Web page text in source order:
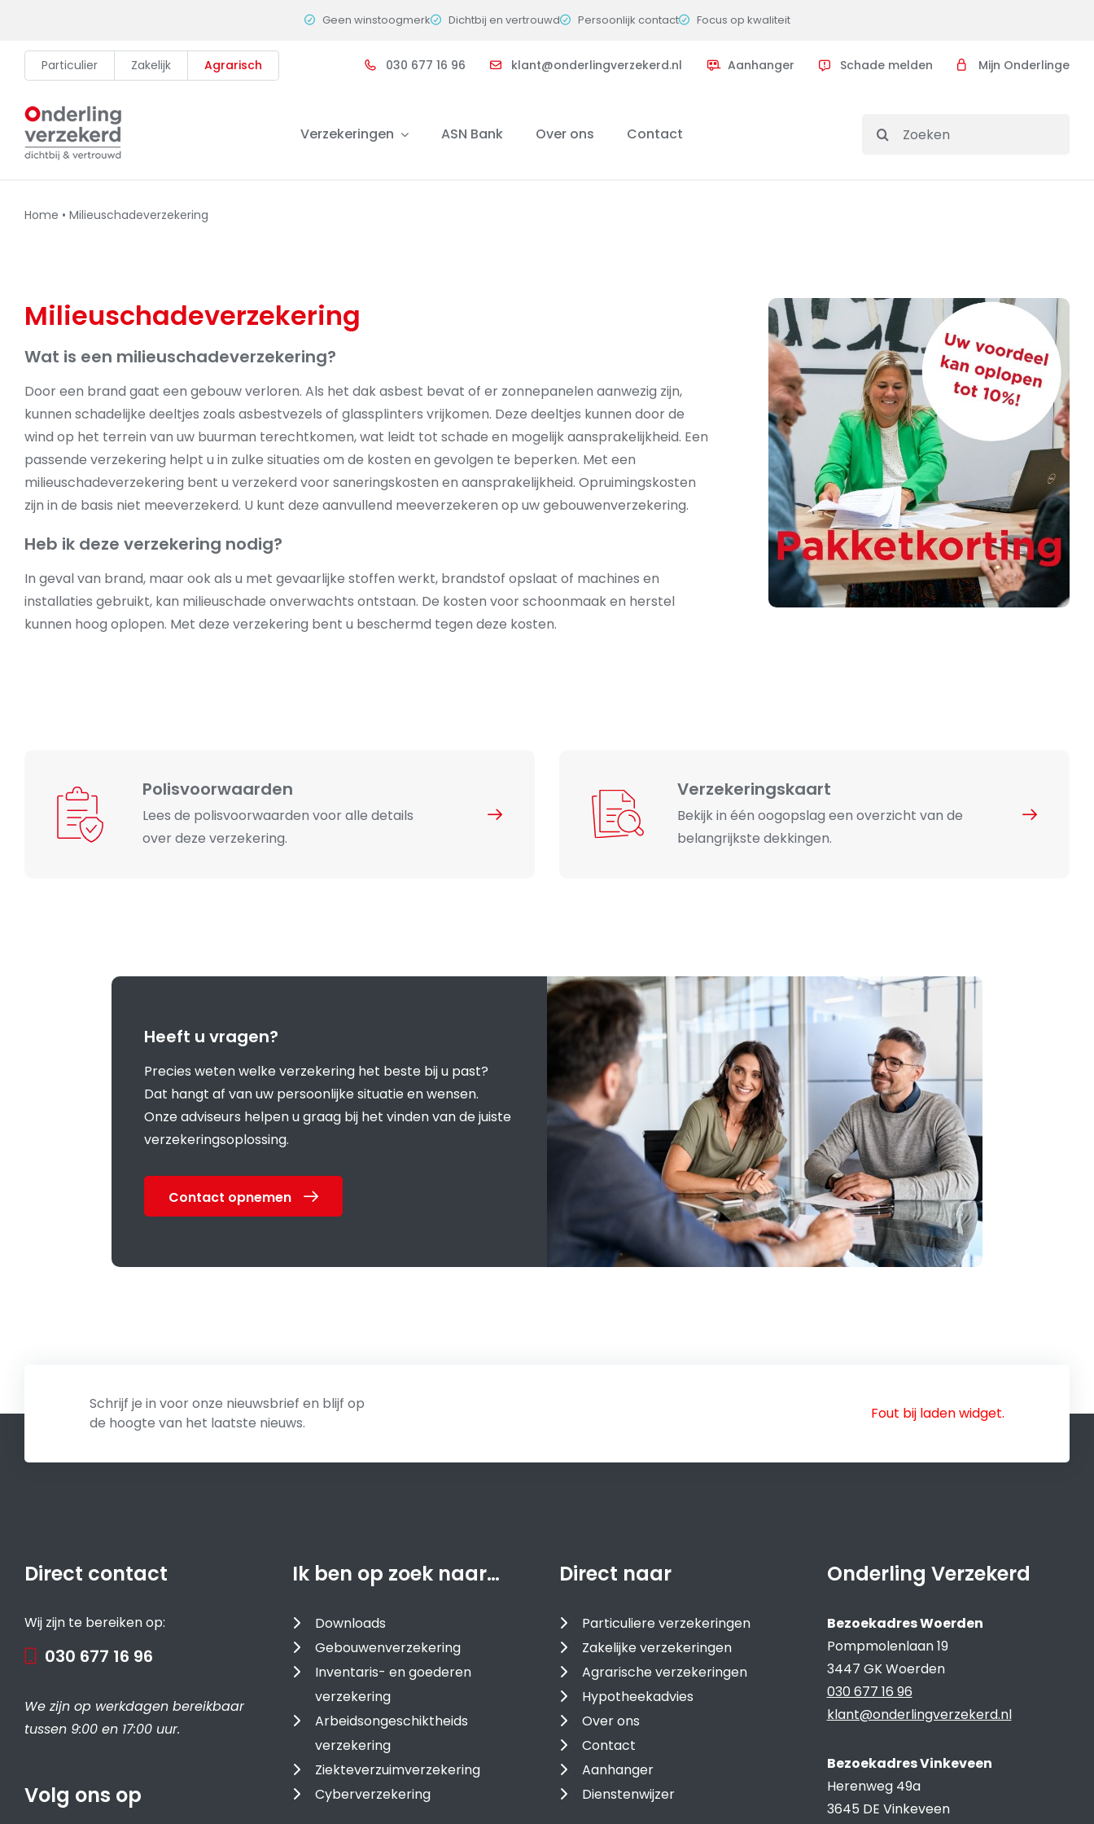
content
Geen winstoogmerk Dichtbij en vertrouwd Persoonlijk contact Focus op kwaliteit
Particulier Zakelijk Agrarisch 030 677 16 96 klant@onderlingverzekerd.nl Aanhanger Schade melden Mijn Onderlinge
Verzekeringen ASN Bank Over ons Contact
Search
Home • Milieuschadeverzekering
Milieuschadeverzekering
Wat is een milieuschadeverzekering?
Door een brand gaat een gebouw verloren. Als het dak asbest bevat of er zonnepanelen aanwezig zijn,
kunnen schadelijke deeltjes zoals asbestvezels of glassplinters vrijkomen. Deze deeltjes kunnen door de
wind op het terrein van uw buurman terechtkomen, wat leidt tot schade en mogelijk aansprakelijkheid. Een
passende verzekering helpt u in zulke situaties om de kosten en gevolgen te beperken. Met een
milieuschadeverzekering bent u verzekerd voor saneringskosten en aansprakelijkheid. Opruimingskosten
zijn in de basis niet meeverzekerd. U kunt deze aanvullend meeverzekeren op uw gebouwenverzekering.
Heb ik deze verzekering nodig?
In geval van brand, maar ook als u met gevaarlijke stoffen werkt, brandstof opslaat of machines en
installaties gebruikt, kan milieuschade onverwachts ontstaan. De kosten voor schoonmaak en herstel
kunnen hoog oplopen. Met deze verzekering bent u beschermd tegen deze kosten.
Polisvoorwaarden
Lees de polisvoorwaarden voor alle details
over deze verzekering.
Verzekeringskaart
Bekijk in één oogopslag een overzicht van de
belangrijkste dekkingen.
Heeft u vragen?
Precies weten welke verzekering het beste bij u past?
Dat hangt af van uw persoonlijke situatie en wensen.
Onze adviseurs helpen u graag bij het vinden van de juiste
verzekeringsoplossing.
Contact opnemen
Schrijf je in voor onze nieuwsbrief en blijf op
de hoogte van het laatste nieuws.
Fout bij laden widget.
Direct contact
Wij zijn te bereiken op:
030 677 16 96
We zijn op werkdagen bereikbaar
tussen 9:00 en 17:00 uur.
Volg ons op
Ik ben op zoek naar…
Downloads
Gebouwenverzekering
Inventaris- en goederen
verzekering
Arbeidsongeschiktheids
verzekering
Ziekteverzuimverzekering
Cyberverzekering
Direct naar
Particuliere verzekeringen
Zakelijke verzekeringen
Agrarische verzekeringen
Hypotheekadvies
Over ons
Contact
Aanhanger
Dienstenwijzer
Onderling Verzekerd
Bezoekadres Woerden
Pompmolenlaan 19
3447 GK Woerden
030 677 16 96
klant@onderlingverzekerd.nl
Bezoekadres Vinkeveen
Herenweg 49a
3645 DE Vinkeveen